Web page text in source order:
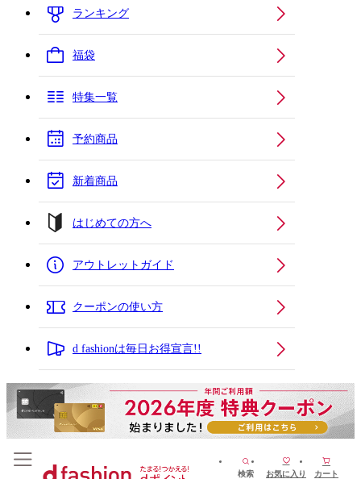
ランキング
福袋
特集一覧
予約商品
新着商品
はじめての方へ
アウトレットガイド
クーポンの使い方
d fashionは毎日お得宣言!!
検索 お気に入り カート